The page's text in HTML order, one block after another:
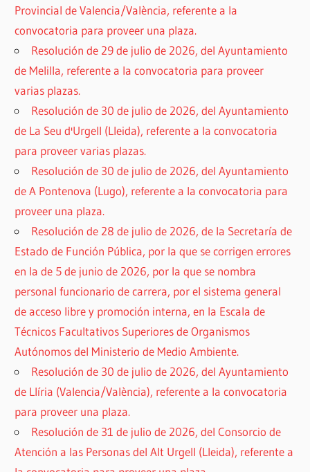
Provincial de Valencia/València, referente a la
convocatoria para proveer una plaza.
Resolución de 29 de julio de 2026, del Ayuntamiento
de Melilla, referente a la convocatoria para proveer
varias plazas.
Resolución de 30 de julio de 2026, del Ayuntamiento
de La Seu d'Urgell (Lleida), referente a la convocatoria
para proveer varias plazas.
Resolución de 30 de julio de 2026, del Ayuntamiento
de A Pontenova (Lugo), referente a la convocatoria para
proveer una plaza.
Resolución de 28 de julio de 2026, de la Secretaría de
Estado de Función Pública, por la que se corrigen errores
en la de 5 de junio de 2026, por la que se nombra
personal funcionario de carrera, por el sistema general
de acceso libre y promoción interna, en la Escala de
Técnicos Facultativos Superiores de Organismos
Autónomos del Ministerio de Medio Ambiente.
Resolución de 30 de julio de 2026, del Ayuntamiento
de Llíria (Valencia/València), referente a la convocatoria
para proveer una plaza.
Resolución de 31 de julio de 2026, del Consorcio de
Atención a las Personas del Alt Urgell (Lleida), referente a